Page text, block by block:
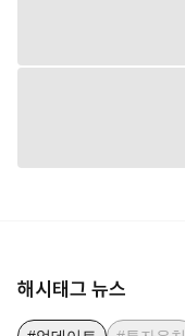
해시태그 뉴스